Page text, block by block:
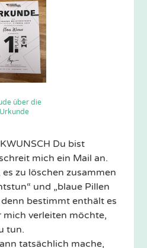
über die
Urkunde
Du bist
mich ein Mail an.
zu löschen zusammen
und „blaue Pillen
bestimmt enthält es
mich verleiten möchte,
tun.
tatsächlich mache,